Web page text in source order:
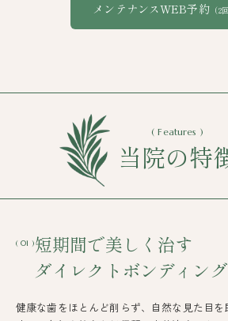
メンテナンスWEB予約（2
( Features )
当院の特
( 01 )短期間で美しく治す
ダイレクトボンディング
健康な歯をほとんど削らず、自然な見た目を